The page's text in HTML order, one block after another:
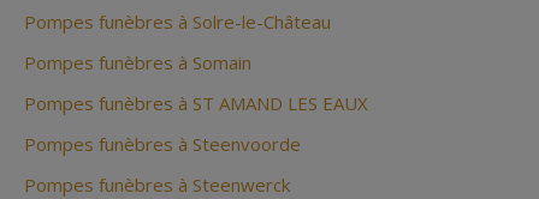
Pompes funèbres à Solre-le-Château
Pompes funèbres à Somain
Pompes funèbres à ST AMAND LES EAUX
Pompes funèbres à Steenvoorde
Pompes funèbres à Steenwerck